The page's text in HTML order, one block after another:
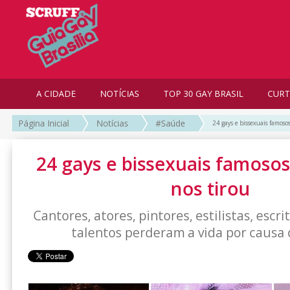
A CIDADE NOTÍCIAS TOP 30 GAY BRASIL
Página Inicial Notícias #Saúde 24 gays e bissexuais
24 gays e bissexuais
nos tirou
Cantores, atores, pintores, estilistas,
talentos perderam a vida por causa